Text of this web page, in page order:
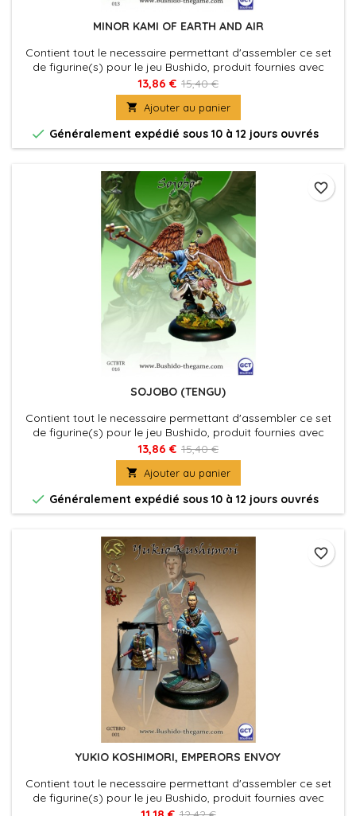
MINOR KAMI OF EARTH AND AIR
Contient tout le necessaire permettant d'assembler ce set
de figurine(s) pour le jeu Bushido, produit fournies avec
leurs socles en plastique. Figurine(s) à peindre et à
assembler
13,86 € 15,40 €
 Ajouter au panier
 Généralement expédié sous 10 à 12 jours ouvrés
SOJOBO (TENGU)
Contient tout le necessaire permettant d'assembler ce set
de figurine(s) pour le jeu Bushido, produit fournies avec
leurs socles en plastique. Figurine(s) à peindre et à
assembler
13,86 € 15,40 €
 Ajouter au panier
 Généralement expédié sous 10 à 12 jours ouvrés
favorite_border
YUKIO KOSHIMORI, EMPERORS ENVOY
Contient tout le necessaire permettant d'assembler ce set
de figurine(s) pour le jeu Bushido, produit fournies avec
leurs socles en plastique. Figurine(s) à peindre et à
favorite_border